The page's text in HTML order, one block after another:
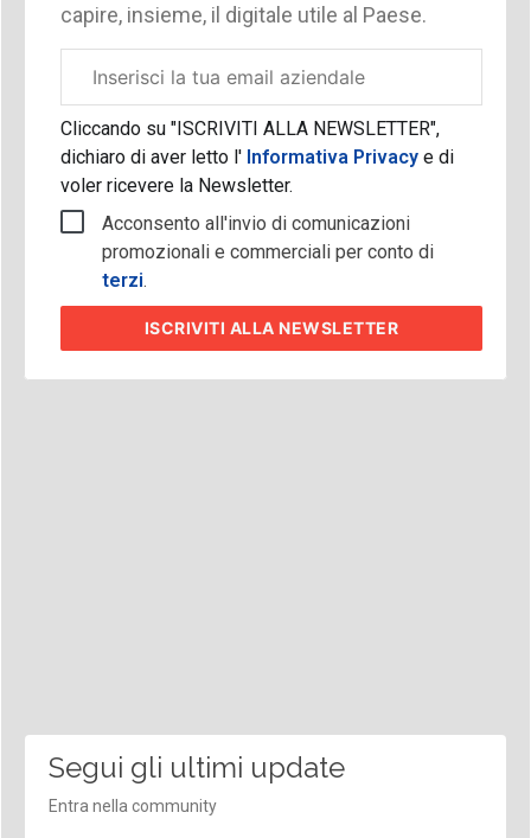
capire, insieme, il digitale utile al Paese.
aziendale
Cliccando su "ISCRIVITI ALLA NEWSLETTER",
dichiaro di aver letto l'Informativa Privacy e di
voler ricevere la Newsletter.
Acconsento all'invio di comunicazioni
promozionali e commerciali per conto di
terzi.
ISCRIVITI ALLA NEWSLETTER
Segui gli ultimi update
Entra nella community